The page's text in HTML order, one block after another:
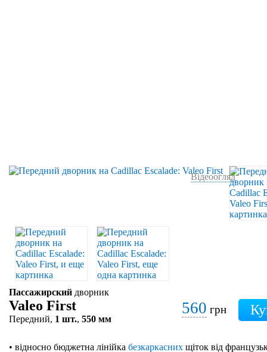
Відеоогляд
Пассажирский дворник
Valeo First
Передний, 1 шт., 550 мм
560 грн
• відносно бюджетна лінійка безкаркасних щіток від